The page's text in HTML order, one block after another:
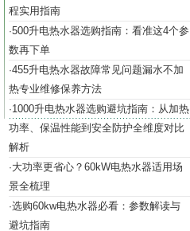
程实用指南
·500升电热水器选购指南：看准这4个参
数再下单
·455升电热水器故障常见问题漏水不加
热专业维修保养方法
·1000升电热水器选购避坑指南：从加热
功率、保温性能到安全防护全维度对比
解析
·大功率更省心？60kW电热水器适用场
景全梳理
·选购60kw电热水器必看：参数解读与
避坑指南